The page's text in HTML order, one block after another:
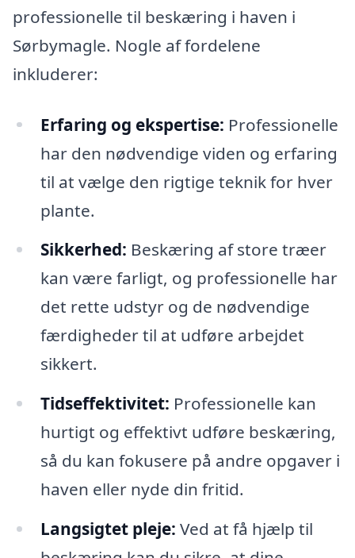
professionelle til beskæring i haven i
Sørbymagle. Nogle af fordelene
inkluderer:
Erfaring og ekspertise: Professionelle
har den nødvendige viden og erfaring
til at vælge den rigtige teknik for hver
plante.
Sikkerhed: Beskæring af store træer
kan være farligt, og professionelle har
det rette udstyr og de nødvendige
færdigheder til at udføre arbejdet
sikkert.
Tidseffektivitet: Professionelle kan
hurtigt og effektivt udføre beskæring,
så du kan fokusere på andre opgaver i
haven eller nyde din fritid.
Langsigtet pleje: Ved at få hjælp til